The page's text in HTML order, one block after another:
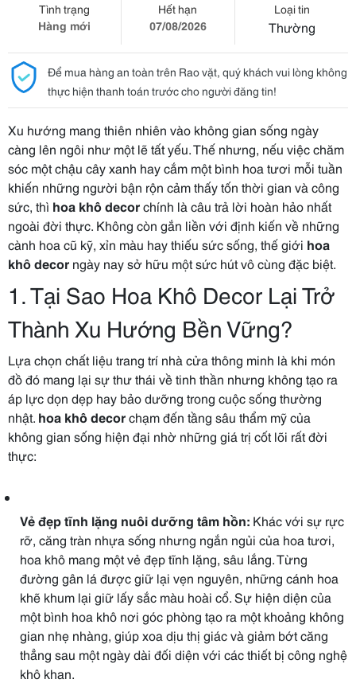
Tình trạng
Hàng mới
Hết hạn
07/08/2026
Loại tin
Thường
Để mua hàng an toàn trên Rao vặt, quý khách vui lòng không
thực hiện thanh toán trước cho người đăng tin!
Xu hướng mang thiên nhiên vào không gian sống ngày
càng lên ngôi như một lẽ tất yếu. Thế nhưng, nếu việc chăm
sóc một chậu cây xanh hay cắm một bình hoa tươi mỗi tuần
khiến những người bận rộn cảm thấy tốn thời gian và công
sức, thì hoa khô decorchính là câu trả lời hoàn hảo nhất
ngoài đời thực. Không còn gắn liền với định kiến về những
cành hoa cũ kỹ, xỉn màu hay thiếu sức sống, thế giới hoa
khô decor ngày nay sở hữu một sức hút vô cùng đặc biệt.
1. Tại Sao Hoa Khô Decor Lại Trở
Thành Xu Hướng Bền Vững?
Lựa chọn chất liệu trang trí nhà cửa thông minh là khi món
đồ đó mang lại sự thư thái về tinh thần nhưng không tạo ra
áp lực dọn dẹp hay bảo dưỡng trong cuộc sống thường
nhật. hoa khô decorchạm đến tầng sâu thẩm mỹ của
không gian sống hiện đại nhờ những giá trị cốt lõi rất đời
thực:
Vẻ đẹp tĩnh lặng nuôi dưỡng tâm hồn: Khác với sự rực
rỡ, căng tràn nhựa sống nhưng ngắn ngủi của hoa tươi,
hoa khô mang một vẻ đẹp tĩnh lặng, sâu lắng. Từng
đường gân lá được giữ lại vẹn nguyên, những cánh hoa
khẽ khum lại giữ lấy sắc màu hoài cổ. Sự hiện diện của
một bình hoa khô nơi góc phòng tạo ra một khoảng không
gian nhẹ nhàng, giúp xoa dịu thị giác và giảm bớt căng
thẳng sau một ngày dài đối diện với các thiết bị công nghệ
khô khan.